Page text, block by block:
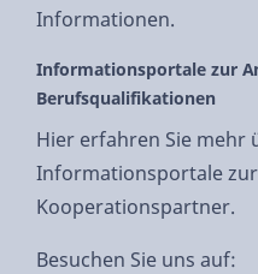
Informationen.
Informationsportale zur
Berufsqualifikationen
Hier erfahren Sie mehr
Informationsportale
Kooperationspartner.
Besuchen Sie uns auf: